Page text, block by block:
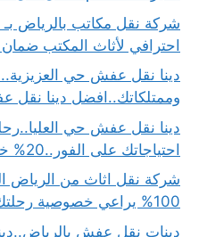
احترافي لأثاث المكتب ضمان
وممتلكاتك..افضل دينا نقل
دينا نقل عفش حي
احتياجاتك على الفور..20% خصم
شركة نقل اثاث من الرياض
100% يراعي خصوصية رحلتك وأغراضك
دينات نقل عفش